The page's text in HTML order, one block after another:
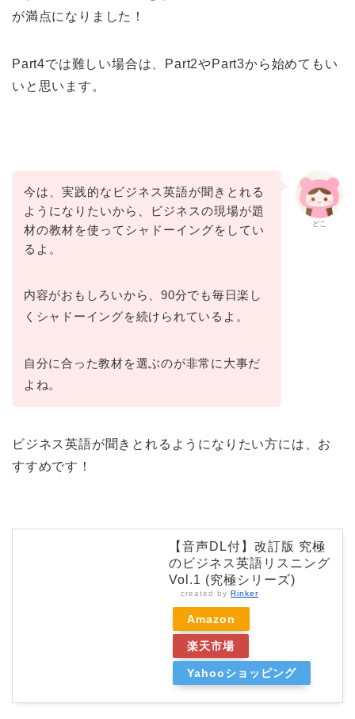
が満点になりました！
Part4では難しい場合は、Part2やPart3から始めてもい
いと思います。
どこ
今は、実践的なビジネス英語が聞きとれる
ようになりたいから、ビジネスの現場が題
材の教材を使ってシャドーイングをしてい
るよ。
内容がおもしろいから、90分でも毎日楽し
くシャドーイングを続けられているよ。
自分に合った教材を選ぶのが非常に大事だ
よね。
ビジネス英語が聞きとれるようになりたい方には、お
すすめです！
【音声DL付】改訂版 究極
のビジネス英語リスニング
Vol.1 (究極シリーズ)
created by Rinker
Amazon
楽天市場
Yahooショッピング